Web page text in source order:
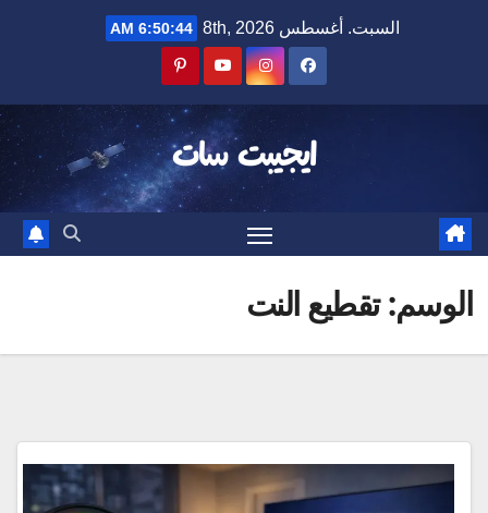
السبت. أغسطس 8th, 2026 6:50:44 AM
ايجيبت سات
الوسم:تقطيع النت